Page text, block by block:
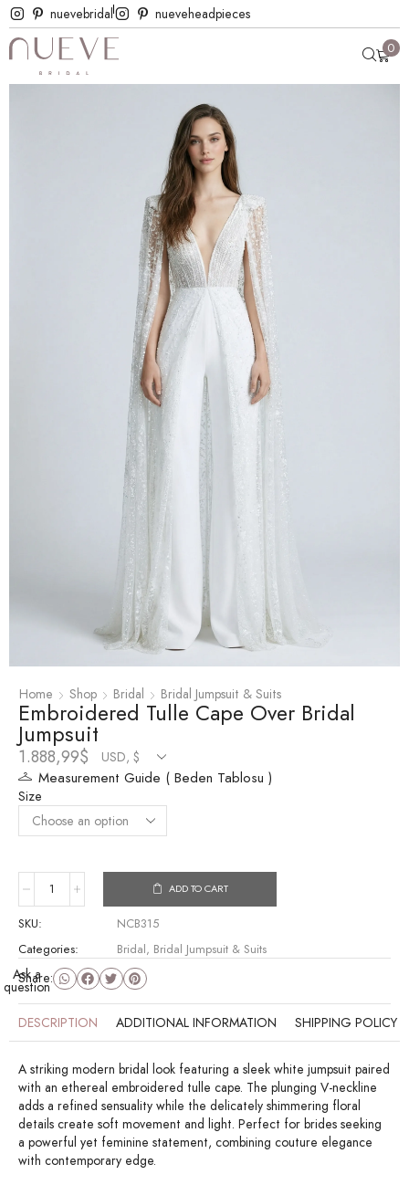
nuevebridal nueveheadpieces
0
Home Shop Bridal Bridal Jumpsuit & Suits
Embroidered Tulle Cape Over Bridal
Jumpsuit
1.888,99$
Measurement Guide ( Beden Tablosu )
Size
ADD TO CART
SKU:
NCB315
Categories:
Bridal, Bridal Jumpsuit & Suits
Ask a
question
Share:
DESCRIPTION ADDITIONAL INFORMATION SHIPPING POLICY
A striking modern bridal look featuring a sleek white jumpsuit paired
with an ethereal embroidered tulle cape. The plunging V-neckline
adds a refined sensuality while the delicately shimmering floral
details create soft movement and light. Perfect for brides seeking
a powerful yet feminine statement, combining couture elegance
with contemporary edge.